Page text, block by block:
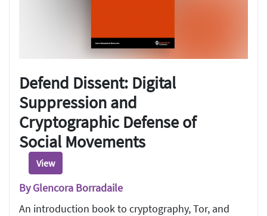
Defend Dissent: Digital
Suppression and
Cryptographic Defense of
Social Movements
View
By Glencora Borradaile
An introduction book to cryptography, Tor, and